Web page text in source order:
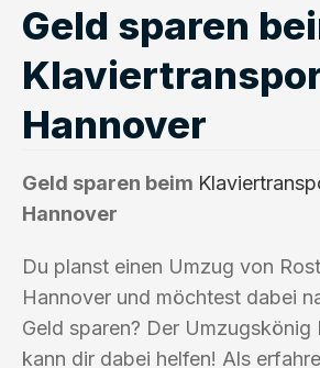
Geld sparen
Hannover
Geld sparen beim
Hannover
Du planst einen Umzug von
Hannover und möchtest dabei
Geld sparen? Der
kann dir dabei helfen! Als